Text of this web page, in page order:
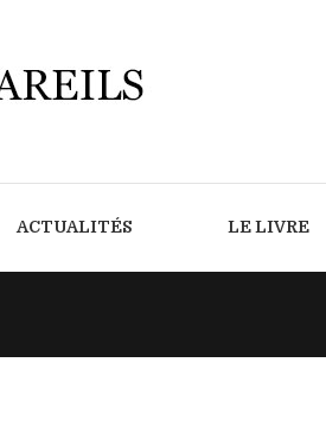
ACTUALITÉS LE LIVRE